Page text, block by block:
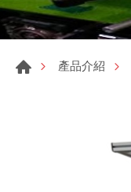
產品介紹